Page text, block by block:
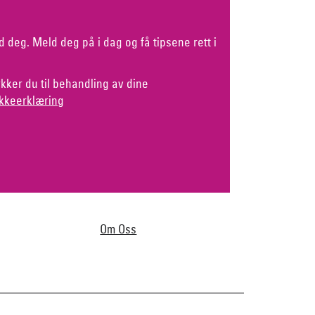
deg. Meld deg på i dag og få tipsene rett i
du til behandling av dine
Om Oss